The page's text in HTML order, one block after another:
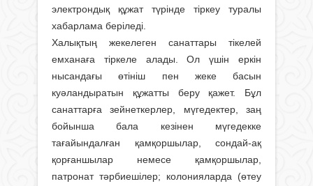
электрондық құжат түрінде тіркеу туралы
хабарлама беріледі.
Халықтың жекелеген санаттары тікелей
емханаға тіркеле алады. Ол үшін еркін
нысандағы өтініш пен жеке басын
куәландыратын құжатты беру қажет. Бұл
санаттарға зейнеткерлер, мүгедектер, заң
бойынша бала кезінен мүгедекке
тағайындалған қамқоршылар, сондай-ақ
қорғаншылар немесе қамқоршылар,
патронат тәрбиешілер; колонияларда (өтеу